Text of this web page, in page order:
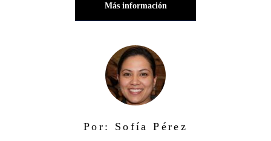
Más información
Por: Sofía Pérez